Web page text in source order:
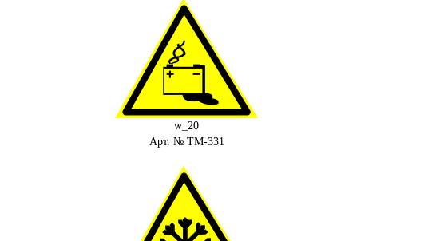
w_20
Арт. № ТМ-331